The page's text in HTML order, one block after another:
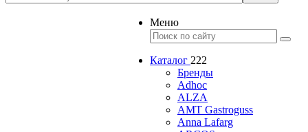
Меню
Каталог 222
Бренды
Adhoc
ALZA
AMT Gastroguss
Anna Lafarg